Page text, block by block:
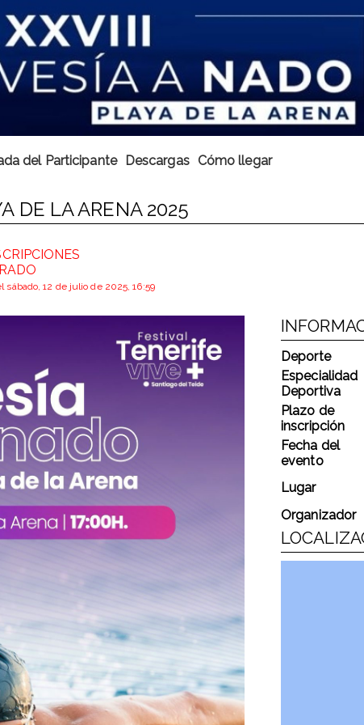
del Participante Descargas Cómo llegar
DE LA ARENA 2025
12 de julio de 2025, 16:59
Deporte
Especialidad
Deportiva
Plazo de
inscripción
Fecha del
evento
Lugar
Organizador